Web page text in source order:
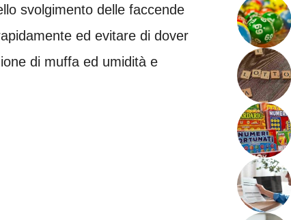
svolgimento delle faccende
ed evitare di dover
di muffa ed umidità e